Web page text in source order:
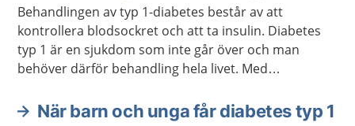
Behandlingen av typ 1-diabetes består av att
kontrollera blodsockret och att ta insulin. Diabetes
typ 1 är en sjukdom som inte går över och man
behöver därför behandling hela livet. Med
När barn och unga får diabetes typ 1